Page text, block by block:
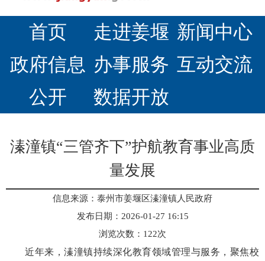
首页 走进姜堰 新闻中心
政府信息
公开
办事服务 互动交流
数据开放
溱潼镇“三管齐下”护航教育事业高质
量发展
信息来源：泰州市姜堰区溱潼镇人民政府
发布日期：2026-01-27 16:15
浏览次数： 122次
近年来，溱潼镇持续深化教育领域管理与服务，聚焦校